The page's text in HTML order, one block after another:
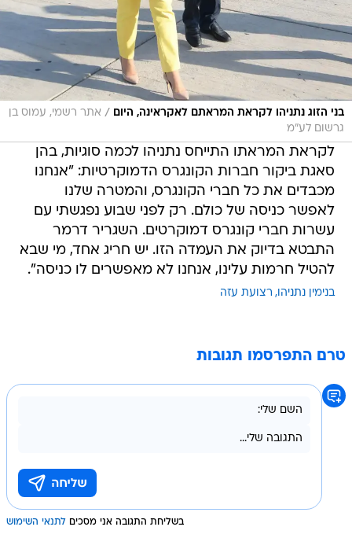
בני הזוג נתניהו לקראת המראתם לאקראינה, היום / אתר רשמי, עמוס בן
גרשום לע"מ
לקראת המראתו התייחס נתניהו לכמה סוגיות, בהן
סאגת ביקור חברות הקונגרס הדמוקרטיות: "אנחנו
מכבדים את כל חברי הקונגרס, והמטרה שלנו
לאפשר כניסה של כולם. רק לפני שבוע נפגשתי עם
עשרות חברי קונגרס דמוקרטים. השגריר דרמר
התבטא בדיוק את העמדה הזו. יש חריג אחד, מי שבא
להטיל חרמות עלינו, אנחנו לא מאפשרים לו כניסה".
בנימין נתניהו רצועת עזה
טרם התפרסמו תגובות
בשליחת התגובה אני מסכים לתנאי השימוש